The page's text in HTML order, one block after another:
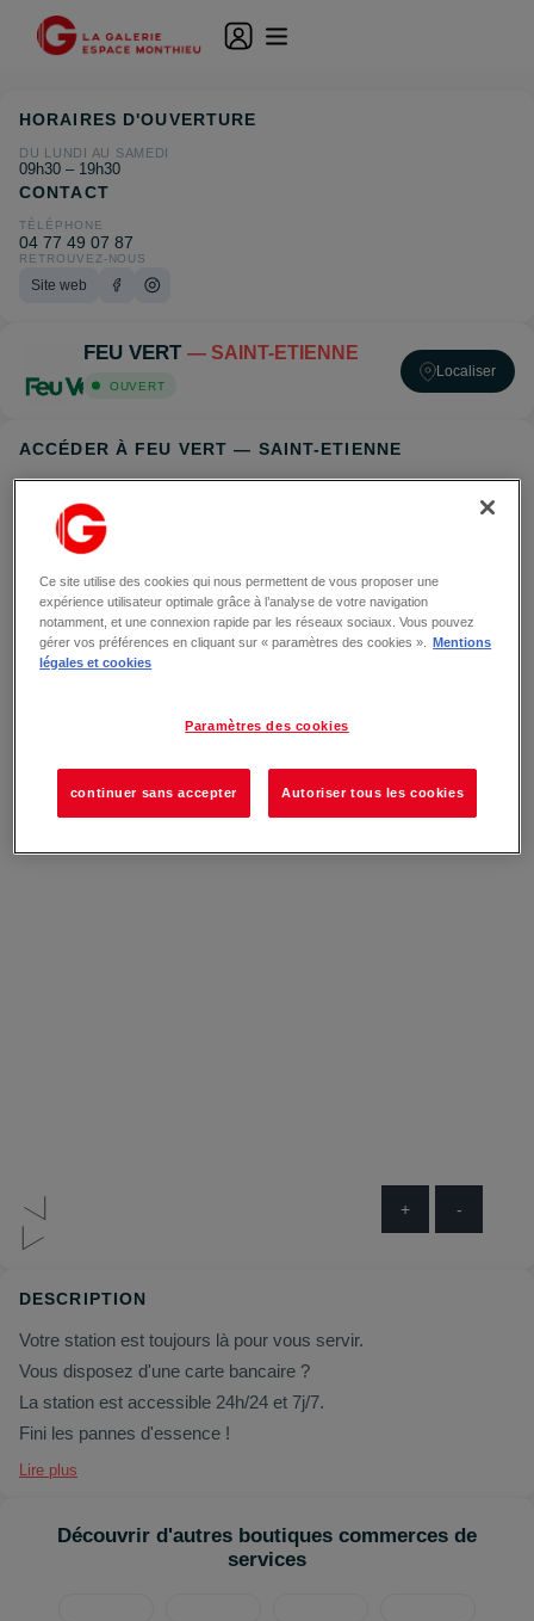
FEU VERT — SAINT-ETIENNE
OUVERT
Localiser
ACCÉDER À FEU VERT — SAINT-ETIENNE
+ -
HORAIRES D'OUVERTURE
DU LUNDI AU SAMEDI
09h30 – 19h30
CONTACT
TÉLÉPHONE
04 77 49 07 87
RETROUVEZ-NOUS
Site web
DESCRIPTION
Votre station est toujours là pour vous servir.
Vous disposez d'une carte bancaire ?
La station est accessible 24h/24 et 7j/7.
Fini les pannes d'essence !
Lire plus
Découvrir d'autres boutiques commerces de
services
Ce site utilise des cookies qui nous permettent de vous proposer une
expérience utilisateur optimale grâce à l’analyse de votre navigation
notamment, et une connexion rapide par les réseaux sociaux. Vous pouvez
gérer vos préférences en cliquant sur « paramètres des cookies ».
Mentions
légales et cookies
Paramètres des cookies
continuer sans accepter Autoriser tous les cookies